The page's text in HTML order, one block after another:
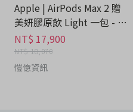
Apple | AirPods Max 2 贈
美妍膠原飲 Light 一包 - 耳
機分期
NT$ 17,900
NT$ 18,070
愷億資訊